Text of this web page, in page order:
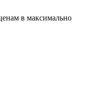
в максимально